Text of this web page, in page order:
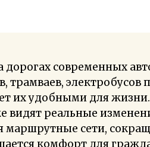
дорогах современных
трамваев, электробусов
их удобными для
видят реальные
маршрутные сети,
комфорт для